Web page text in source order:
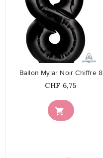
favorite_border

Ballon Mylar Noir Chiffre 8
Prix
CHF 6,75